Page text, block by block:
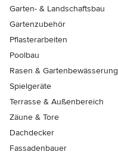
Garten- & Landschaftsbau
Gartenzubehör
Pflasterarbeiten
Poolbau
Rasen & Gartenbewässerung
Spielgeräte
Terrasse & Außenbereich
Zäune & Tore
Dachdecker
Fassadenbauer